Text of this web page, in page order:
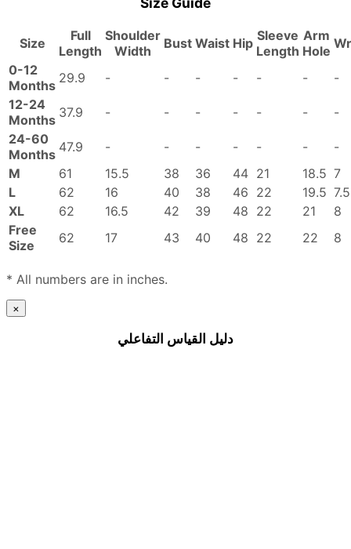
Size
Full
Length
Shoulder
Width
Bust Waist Hip Sleeve
Length
Arm
Hole
0-12
Months 29.9 - - - - - -
-
12-24
Months 37.9 - - - - - -
-
24-60
Months 47.9 - - - - - -
-
M
61 15.5 38 36 44 21 18.5 7
L
62 16 40 38 46 22 19.5 7.5
XL
62 16.5 42 39 48 22 21
8
Free
Size
62 17 43 40 48 22 22 8
* All numbers are in inches.
×
دليل القياس التفاعلي